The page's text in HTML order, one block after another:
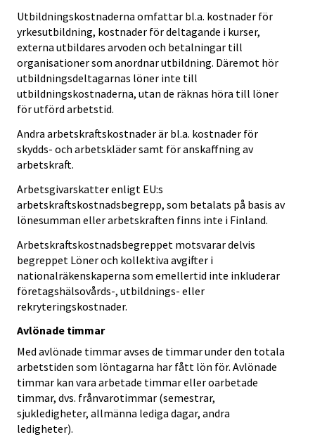
Utbildningskostnaderna omfattar bl.a. kostnader för
yrkesutbildning, kostnader för deltagande i kurser,
externa utbildares arvoden och betalningar till
organisationer som anordnar utbildning. Däremot hör
utbildningsdeltagarnas löner inte till
utbildningskostnaderna, utan de räknas höra till löner
för utförd arbetstid.
Andra arbetskraftskostnader är bl.a. kostnader för
skydds- och arbetskläder samt för anskaffning av
arbetskraft.
Arbetsgivarskatter enligt EU:s
arbetskraftskostnadsbegrepp, som betalats på basis av
lönesumman eller arbetskraften finns inte i Finland.
Arbetskraftskostnadsbegreppet motsvarar delvis
begreppet Löner och kollektiva avgifter i
nationalräkenskaperna som emellertid inte inkluderar
företagshälsovårds-, utbildnings- eller
rekryteringskostnader.
Avlönade timmar
Med avlönade timmar avses de timmar under den totala
arbetstiden som löntagarna har fått lön för. Avlönade
timmar kan vara arbetade timmar eller oarbetade
timmar, dvs. frånvarotimmar (semestrar,
sjukledigheter, allmänna lediga dagar, andra
ledigheter).